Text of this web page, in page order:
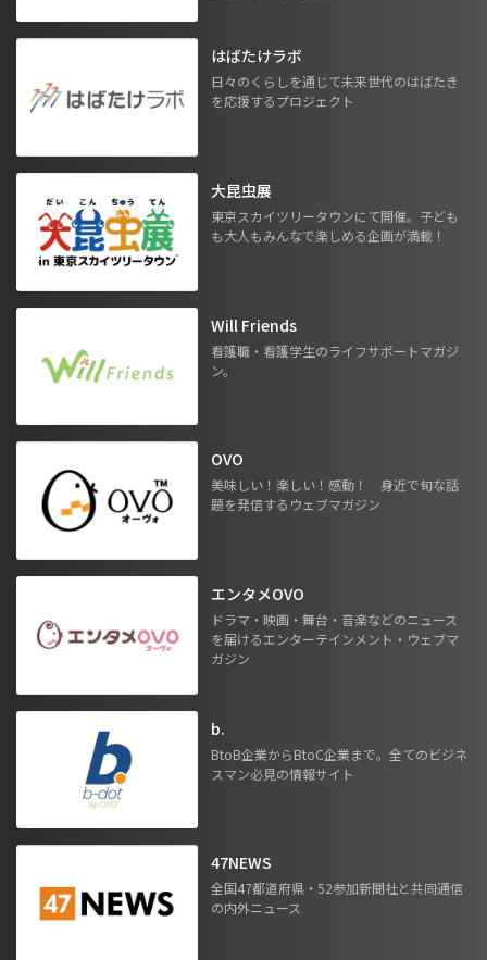
はばたけラボ
日々のくらしを通じて未来世代のはばたき
を応援するプロジェクト
大昆虫展
東京スカイツリータウンにて開催。子ども
も大人もみんなで楽しめる企画が満載！
Will Friends
看護職・看護学生のライフサポートマガジ
ン。
OVO
美味しい！楽しい！感動！ 身近で旬な話
題を発信するウェブマガジン
エンタメOVO
ドラマ・映画・舞台・音楽などのニュース
を届けるエンターテインメント・ウェブマ
ガジン
b.
BtoB企業からBtoC企業まで。全てのビジネ
スマン必見の情報サイト
47NEWS
全国47都道府県・52参加新聞社と共同通信
の内外ニュース